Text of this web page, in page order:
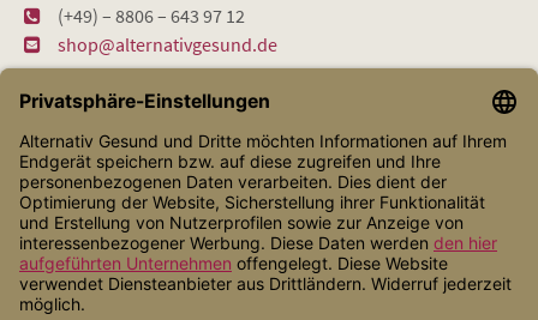
(+49) – 8806 – 643 97 12
shop@alternativgesund.de
Shop Service
Informationen